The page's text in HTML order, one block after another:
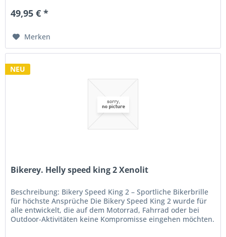
49,95 € *
Merken
NEU
Bikerey. Helly speed king 2 Xenolit
Beschreibung: Bikery Speed King 2 – Sportliche Bikerbrille
für höchste Ansprüche Die Bikery Speed King 2 wurde für
alle entwickelt, die auf dem Motorrad, Fahrrad oder bei
Outdoor-Aktivitäten keine Kompromisse eingehen möchten.